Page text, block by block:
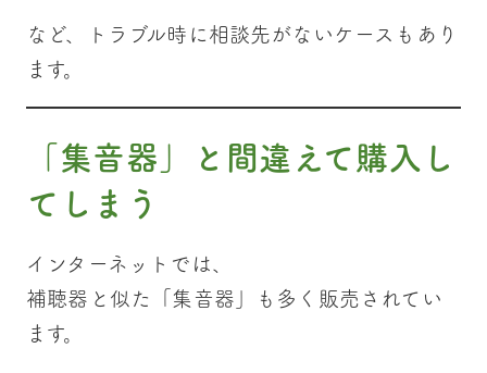
など、トラブル時に相談先がないケースもあり
ます。
「集音器」と間違えて購入し
てしまう
インターネットでは、
補聴器と似た「集音器」も多く販売されてい
ます。